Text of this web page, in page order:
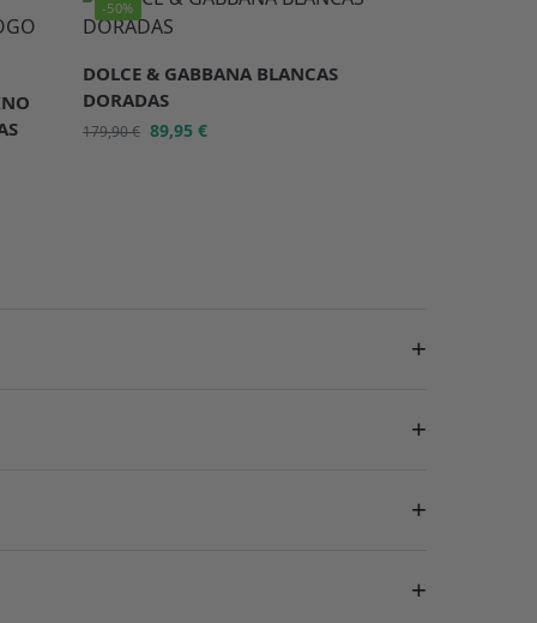
-50%
DOLCE & GABBANA BLANCAS
DORADAS
179,90€ 89,95€
+
+
+
+